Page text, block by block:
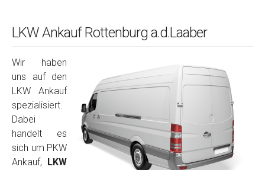
LKW Ankauf Rottenburg a.d.Laaber
Wir haben
uns auf den
LKW Ankauf
spezialisiert.
Dabei
handelt es
sich um PKW
Ankauf,
LKW